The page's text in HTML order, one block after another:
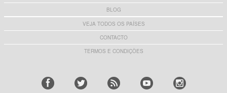
BLOG
VEJA TODOS OS PAÍSES
CONTACTO
TERMOS E CONDIÇÕES